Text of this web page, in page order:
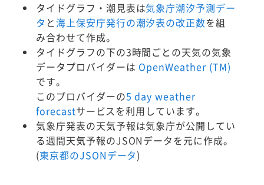
タイドグラフ・潮見表は気象庁潮汐予測デー
タ と 海上保安庁発行の潮汐表の改正数を組
み合わせて作成。
タイドグラフの下の3時間ごとの天気の気象
データプロバイダーは OpenWeather (TM)
です。
このプロバイダーの5 day weather
forecastサービスを利用しています。
気象庁発表の天気予報は気象庁が公開してい
る週間天気予報のJSONデータを元に作成。
(東京都のJSONデータ)